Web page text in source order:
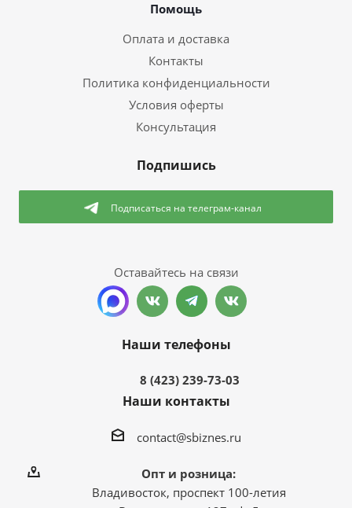
Помощь
Оплата и доставка
Контакты
Политика конфиденциальности
Условия оферты
Консультация
Подпишись
Подписаться на телеграм-канал
Оставайтесь на связи
Наши телефоны
8 (423) 239-73-03
Наши контакты
contact@sbiznes.ru
Опт и розница:
Владивосток, проспект 100-летия